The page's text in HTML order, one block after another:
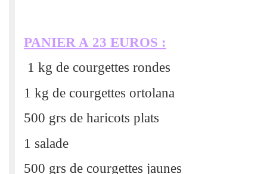
PANIER A 23 EUROS :
1 kg de courgettes rondes
1 kg de courgettes ortolana
500 grs de haricots plats
1 salade
500 grs de courgettes jaunes